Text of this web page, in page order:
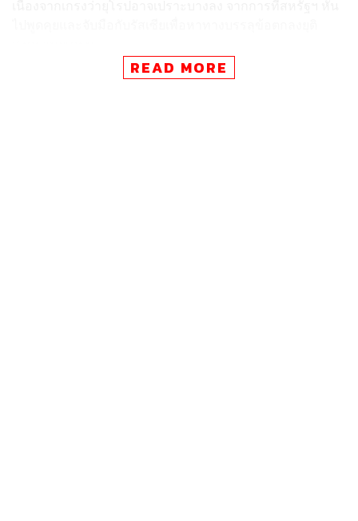
โดยที่ผ่านมา ทรัมป์เรียกร้องให้ชาติยุโรปที่เป็นสมาชิก NATO
READ MORE